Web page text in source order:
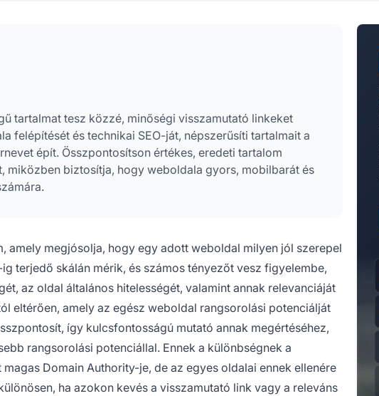
tartalmat tesz közzé, minőségi visszamutató linkeket
felépítését és technikai SEO-ját, népszerűsíti tartalmait a
épít. Összpontosítson értékes, eredeti tartalom
miközben biztosítja, hogy weboldala gyors, mobilbarát és
amely megjósolja, hogy egy adott weboldal milyen jól szerepel
terjedő skálán mérik, és számos tényezőt vesz figyelembe,
az oldal általános hitelességét, valamint annak relevanciáját
eltérően, amely az egész weboldal rangsorolási potenciálját
így kulcsfontosságú mutató annak megértéséhez,
rangsorolási potenciállal. Ennek a különbségnek a
Domain Authority-je, de az egyes oldalai ennek ellenére
ha azokon kevés a visszamutató link vagy a releváns